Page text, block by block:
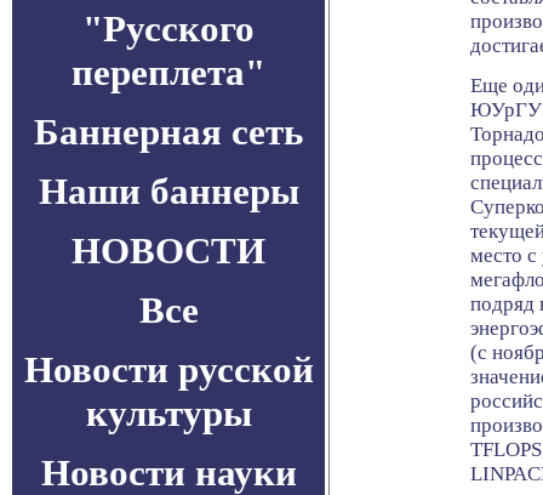
"Русского
переплета"
Баннерная сеть
Наши баннеры
НОВОСТИ
Все
Новости русской
культуры
Новости науки
Еще
место с
подряд
(с